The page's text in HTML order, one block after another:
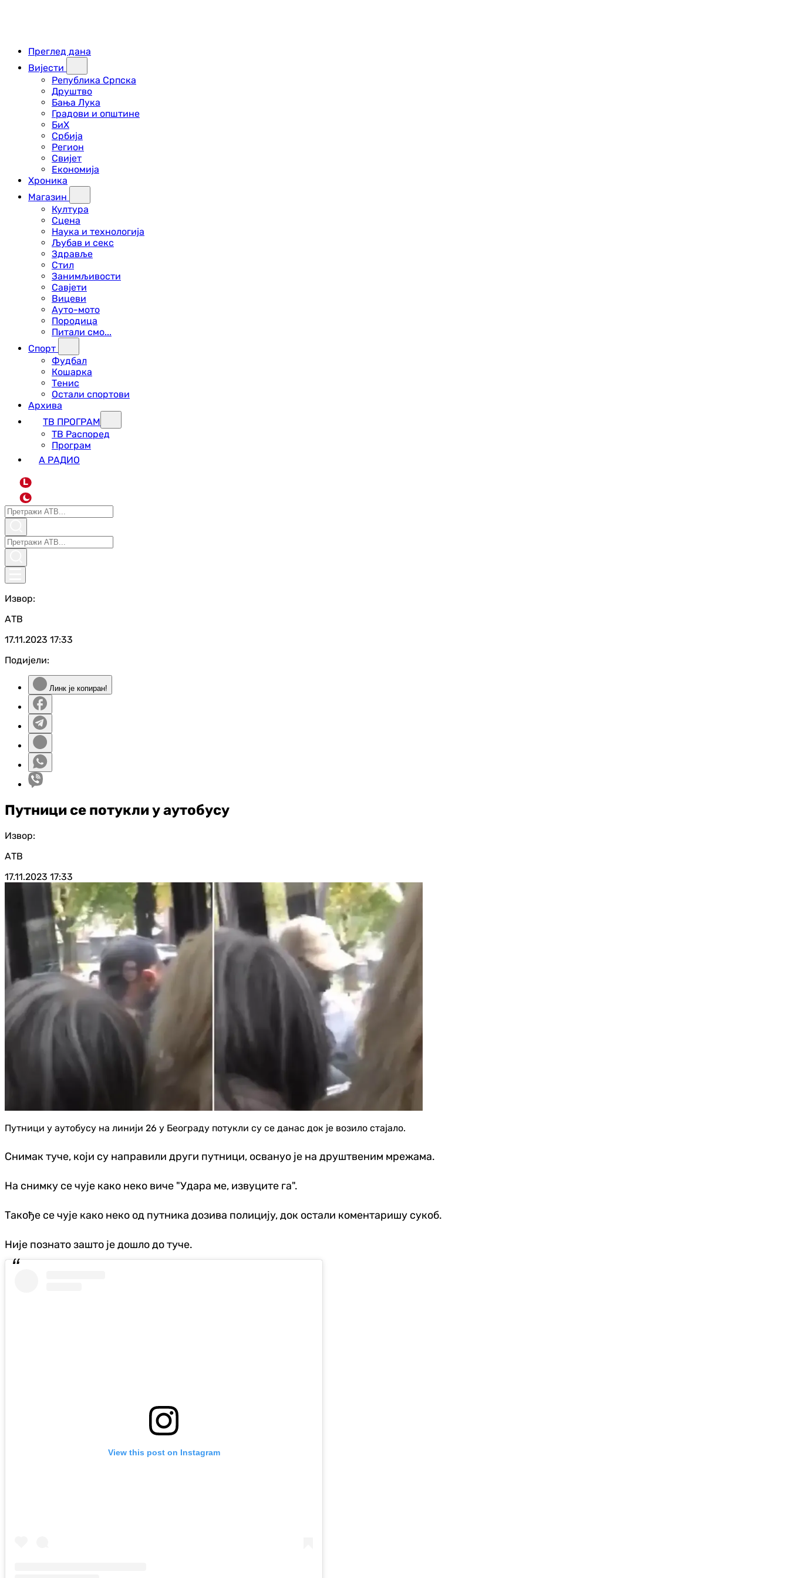
Преглед дана
Вијести
Република Српска
Друштво
Бања Лука
Градови и општине
БиХ
Србија
Регион
Свијет
Економија
Хроника
Магазин
Култура
Сцена
Наука и технологија
Љубав и секс
Здравље
Стил
Занимљивости
Савјети
Вицеви
Ауто-мото
Породица
Питали смо...
Спорт
Фудбал
Кошарка
Тенис
Остали спортови
Архива
ТВ ПРОГРАМ
ТВ Распоред
Програм
А РАДИО
L
Извор:
АТВ
17.11.2023 17:33
Подијели:
Линк је копиран!
Путници се потукли у аутобусу
Извор:
АТВ
17.11.2023 17:33
Путници у аутобусу на линији 26 у Београду потукли су се данас док је возило стајало.
Снимак туче, који су направили други путници, освануо је на друштвеним мрежама.
На снимку се чује како неко виче "Удара ме, извуците га".
Такође се чује како неко од путника дозива полицију, док остали коментаришу сукоб.
Није познато зашто је дошло до туче.
View this post on Instagram